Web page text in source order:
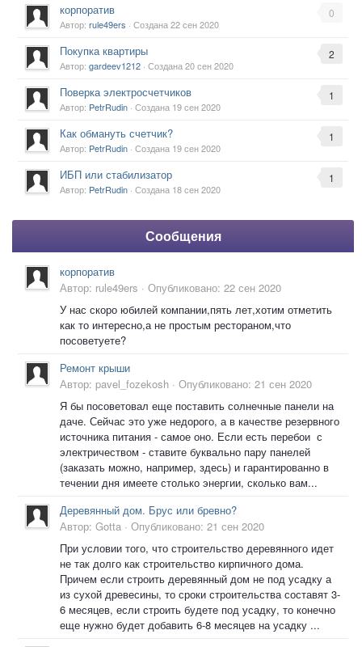
0
корпоратив
Автор: rule49ers · Создана22 сен 2020
2
Покупка квартиры
Автор: gardeev1212 · Создана20 сен 2020
1
Поверка электросчетчиков
Автор: PetrRudin · Создана 19 сен 2020
1
Как обмануть счетчик?
Автор: PetrRudin · Создана 19 сен 2020
1
ИБП или стабилизатор
Автор: PetrRudin · Создана 18 сен 2020
Сообщения
корпоратив
Автор: rule49ers · Опубликовано: 22 сен 2020
У нас скоро юбилей компании,пять лет,хотим отметить
как то интересно,а не простым рестораном,что
посоветуете?
Ремонт крыши
Автор: pavel_fozekosh · Опубликовано: 21 сен 2020
Я бы посоветовал еще поставить солнечные панели на
даче. Сейчас это уже недорого, а в качестве резервного
источника питания - самое оно. Если есть перебои с
электричеством - ставите буквально пару панелей
(заказать можно, например, здесь) и гарантированно в
течении дня имеете столько энергии, сколько вам...
Деревянный дом. Брус или бревно?
Автор: Gotta · Опубликовано: 21 сен 2020
При условии того, что строительство деревянного идет
не так долго как строительство кирпичного дома.
Причем если строить деревянный дом не под усадку а
из сухой древесины, то сроки строительства составят 3-
6 месяцев, если строить будете под усадку, то конечно
еще нужно будет добавить 6-8 месяцев на усадку ...